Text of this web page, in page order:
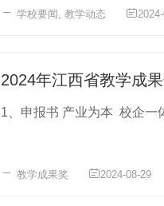
学校要闻, 教学动态
2024年江西省教学成
教学成果奖 2024-08-29